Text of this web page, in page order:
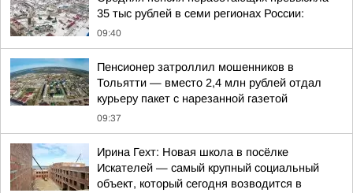
35 тыс рублей в семи регионах России:
09:40
Пенсионер затроллил мошенников в
Тольятти — вместо 2,4 млн рублей отдал
курьеру пакет с нарезанной газетой
09:37
Ирина Гехт: Новая школа в посёлке
Искателей — самый крупный социальный
объект, который сегодня возводится в